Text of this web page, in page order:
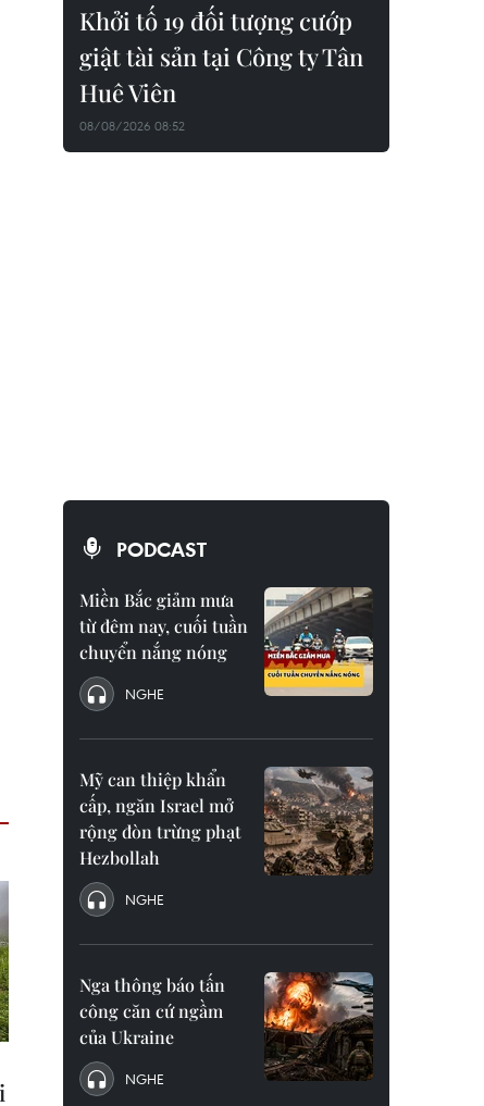
Khởi tố 19 đối tượng cướp
giật tài sản tại Công ty Tân
Huê Viên
08/08/2026 08:52
PODCAST
Miền Bắc giảm mưa
từ đêm nay, cuối tuần
chuyển nắng nóng
NGHE
Mỹ can thiệp khẩn
cấp, ngăn Israel mở
rộng đòn trừng phạt
Hezbollah
NGHE
Nga thông báo tấn
công căn cứ ngầm
của Ukraine
NGHE